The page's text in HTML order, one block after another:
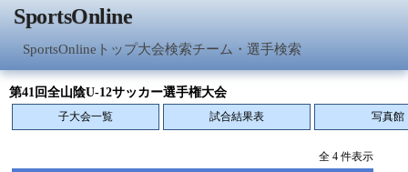
SportsOnline
SportsOnlineトップ大会検索チーム・選手検索
第41回全山陰U-12サッカー選手権大会
子大会一覧 試合結果表 写真館
全 4 件表示